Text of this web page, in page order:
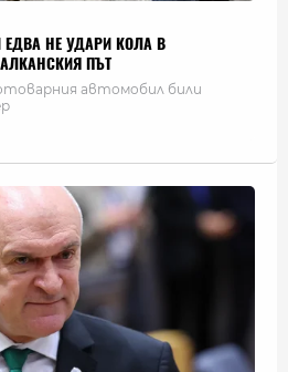
НЕ УДАРИ КОЛА В
ПЪТ
автомобил били